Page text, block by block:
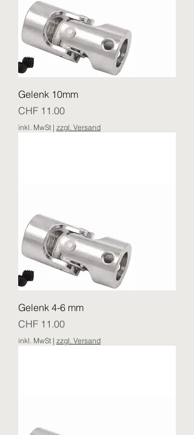
Gelenk 10mm
Preis
CHF 11.00
inkl. MwSt | zzgl. Versand
Gelenk 4-6 mm
Preis
CHF 11.00
inkl. MwSt | zzgl. Versand